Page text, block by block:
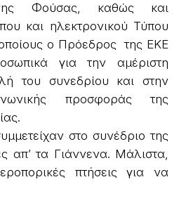
Φούσας, καθώς και
και ηλεκτρονικού Τύπου
ο Πρόεδρος της ΕΚΕ
για την αμέριστη
του συνεδρίου και στην
προσφοράς της
στο συνέδριο της
απ’ τα Γιάννενα. Μάλιστα,
πτήσεις για να